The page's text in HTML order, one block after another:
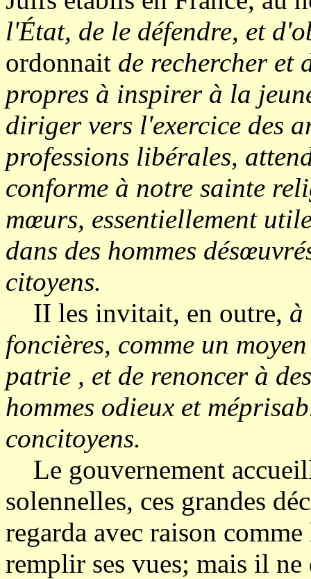
l'État, de le défendre, et
ordonnait de rechercher et
propres à inspirer à la
diriger vers l'exercice des
professions libérales,
conforme à notre sainte
mœurs, essentiellement
dans des hommes
citoyens.
II les invitait, en outre, à
foncières, comme un
patrie , et de renoncer à
hommes odieux et
concitoyens.
Le gouvernement
solennelles, ces grandes
regarda avec raison
remplir ses vues; mais il